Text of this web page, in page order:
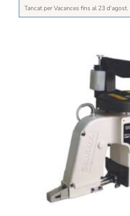
Tancat per Vacances fins al 23 d'agost.